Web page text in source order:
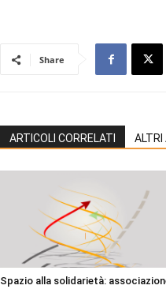
Share
ARTICOLI CORRELATI ALTRI
Spazio alla solidarietà: